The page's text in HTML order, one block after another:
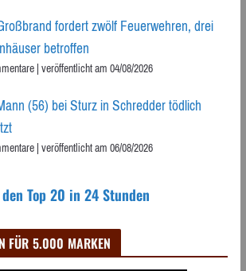
fordert zwölf Feuerwehren, drei
betroffen
|veröffentlicht am 04/08/2026
(56) bei Sturz in Schredder tödlich
|veröffentlicht am 06/08/2026
Top 20 in 24 Stunden
FÜR 5.000 MARKEN